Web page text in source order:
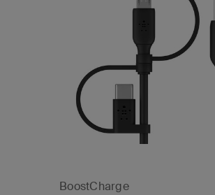
BoostCharge